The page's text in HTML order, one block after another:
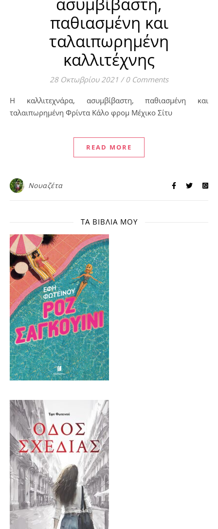
παθιασμένη και
ταλαιπωρημένη
καλλιτέχνης
28 Οκτωβρίου 2021 / 0 Comments
Η καλλιτεχνάρα, ασυμβίβαστη, παθιασμένη και
ταλαιπωρημένη Φρίντα Κάλο φρομ Μέχικο Σίτυ
READ MORE
Νουαζέτα
ΤΑ ΒΙΒΛΊΑ ΜΟΥ